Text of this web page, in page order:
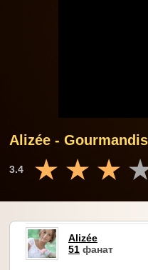
Alizée -
3.4
Alizée
51 фанат